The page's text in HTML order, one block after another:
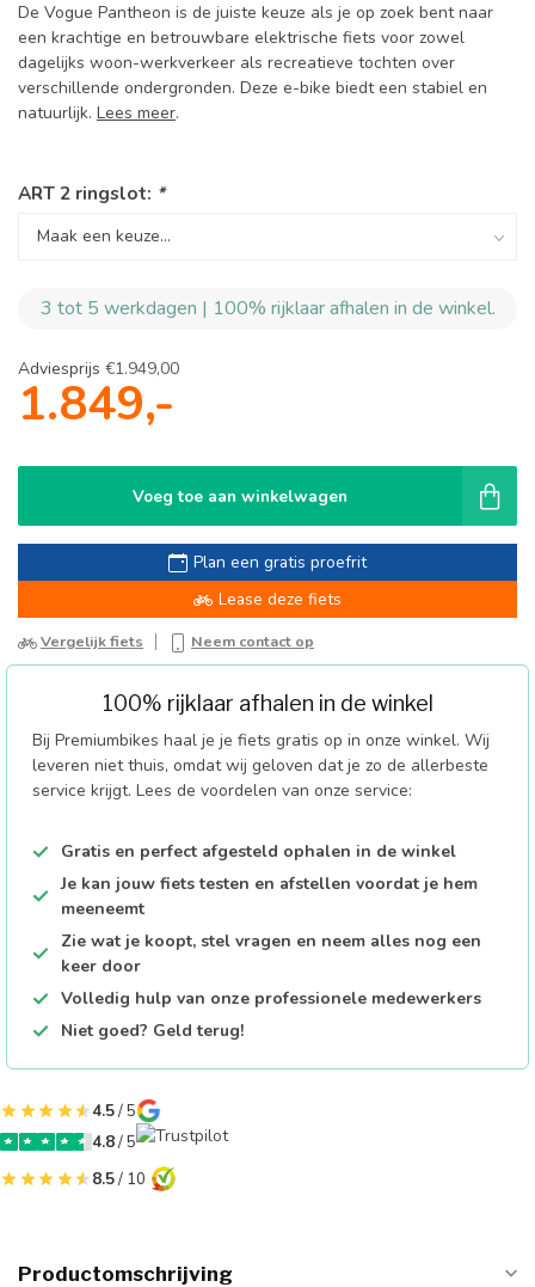
De Vogue Pantheon is de juiste keuze als je op zoek bent naar
een krachtige en betrouwbare elektrische fiets voor zowel
dagelijks woon-werkverkeer als recreatieve tochten over
verschillende ondergronden. Deze e-bike biedt een stabiel en
natuurlijk. Lees meer.
ART 2 ringslot: *
3 tot 5 werkdagen | 100% rijklaar afhalen in de winkel.
Adviesprijs €1.949,00
1.849,-
Voeg toe aan winkelwagen
Plan een gratis proefrit
Lease deze fiets
Vergelijk fiets Neem contact op
100% rijklaar afhalen in de winkel
Bij Premiumbikes haal je je fiets gratis op in onze winkel. Wij
leveren niet thuis, omdat wij geloven dat je zo de allerbeste
service krijgt. Lees de voordelen van onze service:
Gratis en perfect afgesteld ophalen in de winkel
Je kan jouw fiets testen en afstellen voordat je hem
meeneemt
Zie wat je koopt, stel vragen en neem alles nog een
keer door
Volledig hulp van onze professionele medewerkers
Niet goed? Geld terug!
4.5/ 5
4.8/ 5
8.5/ 10
Productomschrijving